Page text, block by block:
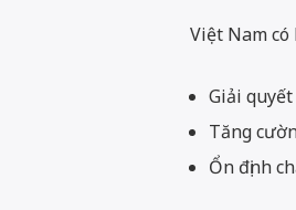
Việt Nam
Giải
Tăng
Ổn định